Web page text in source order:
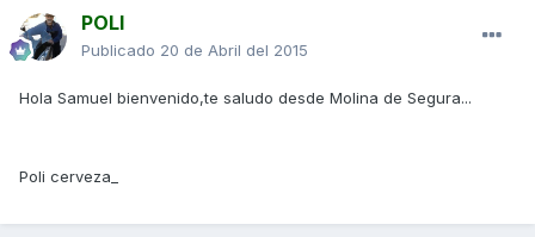
POLI
Publicado 20 de Abril del 2015
Hola Samuel bienvenido,te saludo desde Molina de Segura...
Poli cerveza_